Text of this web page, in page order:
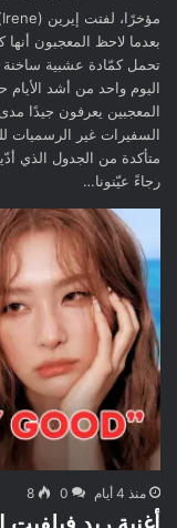
بعدما لاحظ المعجبون
تحمل كمّادة عشبية ساخنة
اليوم واحد من أشد
متأكدة من الجدول الذي
رجاءً عيّنونا…
منذ 4 أيام 0
8